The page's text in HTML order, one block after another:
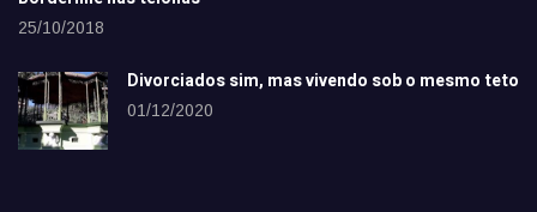
25/10/2018
Divorciados sim, mas vivendo sob o mesmo teto
01/12/2020